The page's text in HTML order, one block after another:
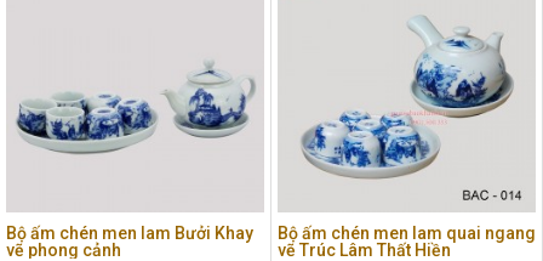
Bộ ấm chén men lam Bưởi Khay
vẽ phong cảnh
Bộ ấm chén men lam quai ngang
vẽ Trúc Lâm Thất Hiền